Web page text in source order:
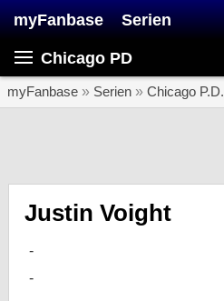
myFanbase Serien
Chicago PD
myFanbase » Serien » Chicago P.D.
Justin Voight
SERIEN